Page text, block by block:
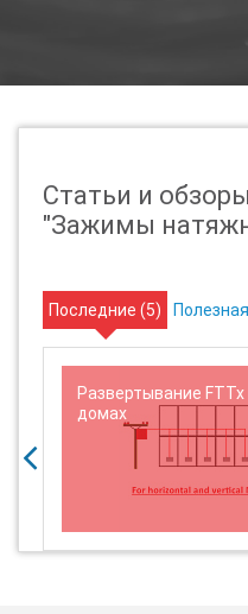
Статьи и
"Зажимы
Последние (5)
Развертывание
домах